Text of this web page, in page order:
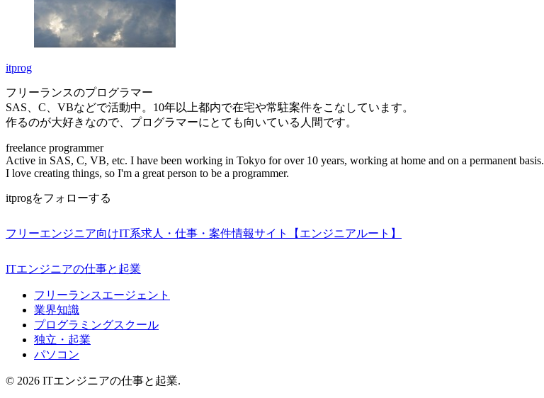
itprog
フリーランスのプログラマー
SAS、C、VBなどで活動中。10年以上都内で在宅や常駐案件をこなしています。
作るのが大好きなので、プログラマーにとても向いている人間です。
freelance programmer
Active in SAS, C, VB, etc. I have been working in Tokyo for over 10 years, working at home and on a permanent basis.
I love creating things, so I'm a great person to be a programmer.
itprogをフォローする
フリーエンジニア向けIT系求人・仕事・案件情報サイト【エンジニアルート】
ITエンジニアの仕事と起業
フリーランスエージェント
業界知識
プログラミングスクール
独立・起業
パソコン
© 2026 ITエンジニアの仕事と起業.